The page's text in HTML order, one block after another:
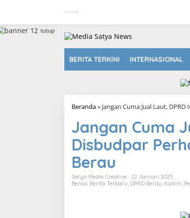
a
BERITA TERKINI INTERNASIONAL
tutup
Beranda» Jangan Cuma Jual Laut,
Jangan Cuma
Disbudpar
Berau
Satya Media Creative
22 Januari 2025
Berau Berita Terbaru DPRD Berau Kaltim